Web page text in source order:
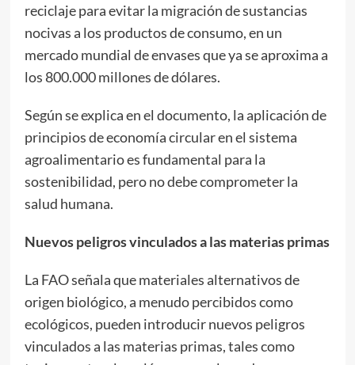
reciclaje para evitar la migración de sustancias
nocivas a los productos de consumo, en un
mercado mundial de envases que ya se aproxima a
los 800.000 millones de dólares.
Según se explica en el documento, la aplicación de
principios de economía circular en el sistema
agroalimentario es fundamental para la
sostenibilidad, pero no debe comprometer la
salud humana.
Nuevos peligros vinculados a las materias primas
La FAO señala que materiales alternativos de
origen biológico, a menudo percibidos como
ecológicos, pueden introducir nuevos peligros
vinculados a las materias primas, tales como